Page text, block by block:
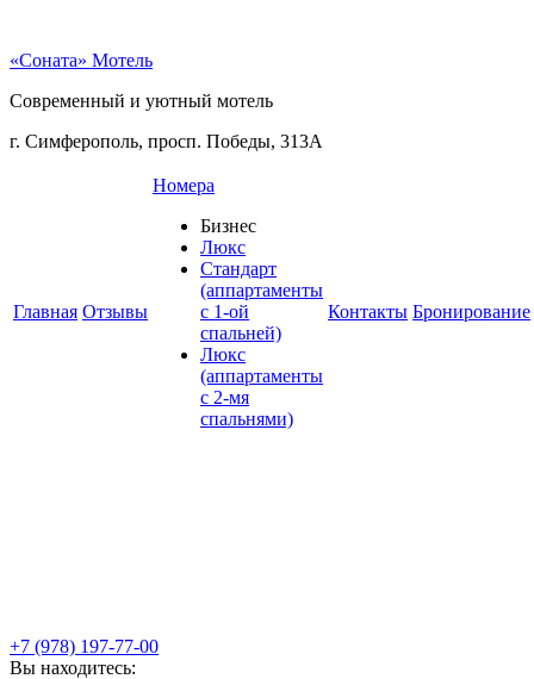
«Соната» Мотель
Современный и уютный мотель
г. Симферополь, просп. Победы, 313А
Главная Отзывы
Номера
Бизнес
Люкс
Стандарт
(аппартаменты
с 1-ой
спальней)
Люкс
(аппартаменты
с 2-мя
спальнями)
Контакты Бронирование
+7 (978) 197-77-00
Вы находитесь: